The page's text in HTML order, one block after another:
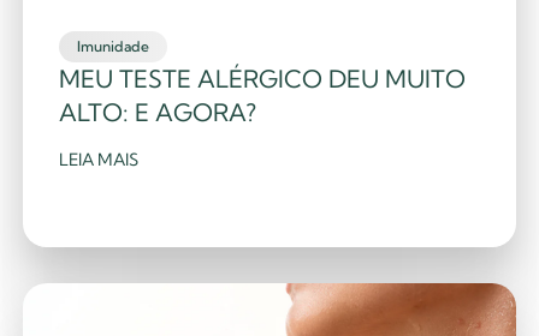
Imunidade
MEU TESTE ALÉRGICO DEU MUITO
ALTO: E AGORA?
LEIA MAIS